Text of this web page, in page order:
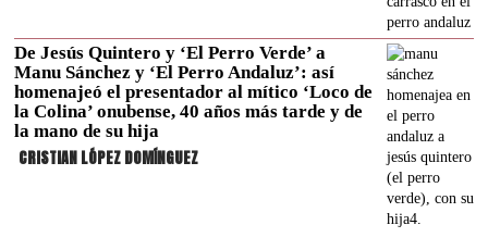
De Jesús Quintero y ‘El Perro Verde’ a
Manu Sánchez y ‘El Perro Andaluz’: así
homenajeó el presentador al mítico ‘Loco de
la Colina’ onubense, 40 años más tarde y de
la mano de su hija
CRISTIAN LÓPEZ DOMÍNGUEZ